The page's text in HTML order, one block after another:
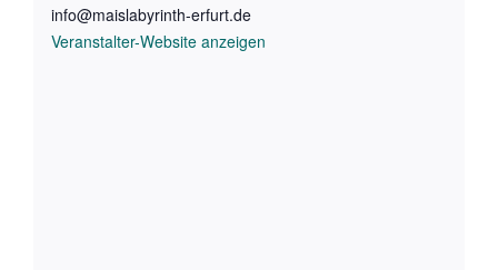
info@maislabyrinth-erfurt.de
Veranstalter-Website anzeigen